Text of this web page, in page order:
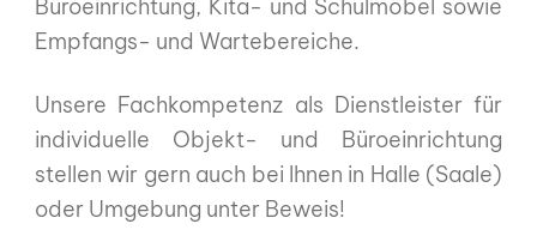
Büroeinrichtung, Kita- und Schulmöbel sowie
Empfangs- und Wartebereiche.
Unsere Fachkompetenz als Dienstleister für
individuelle Objekt- und Büroeinrichtung
stellen wir gern auch bei Ihnen in Halle (Saale)
oder Umgebung unter Beweis!